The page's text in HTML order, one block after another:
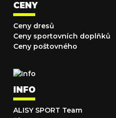
CENY
Ceny dresů
Ceny sportovních doplňků
Ceny poštovného
INFO
ALISY SPORT Team